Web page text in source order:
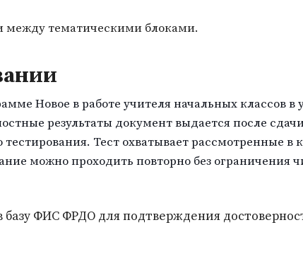
между тематическими блоками.
Новое в работе учителя начальных классов в
результаты документ выдается после
Тест охватывает рассмотренные в
можно проходить повторно без ограничения
базу ФИС ФРДО для подтверждения